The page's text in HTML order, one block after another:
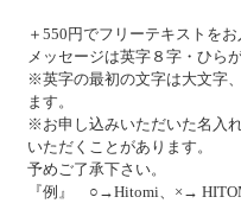
＋550円でフリーテキストをお
メッセージは英字８字・ひら
※英字の最初の文字は大文字
ます。
※お申し込みいただいた名入
いただくことがあります。
予めご了承下さい。
『例』 ○→Hitomi、×→